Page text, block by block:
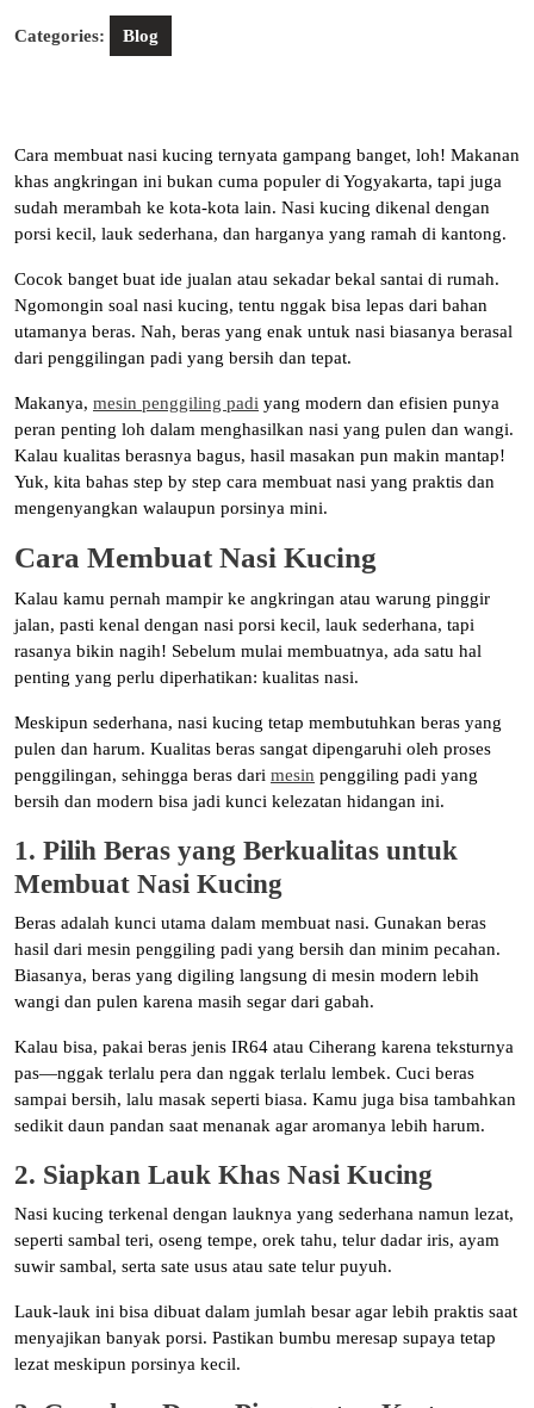
Categories: Blog
Cara membuat nasi kucing ternyata gampang banget, loh! Makanan
khas angkringan ini bukan cuma populer di Yogyakarta, tapi juga
sudah merambah ke kota-kota lain. Nasi kucing dikenal dengan
porsi kecil, lauk sederhana, dan harganya yang ramah di kantong.
Cocok banget buat ide jualan atau sekadar bekal santai di rumah.
Ngomongin soal nasi kucing, tentu nggak bisa lepas dari bahan
utamanya beras. Nah, beras yang enak untuk nasi biasanya berasal
dari penggilingan padi yang bersih dan tepat.
Makanya, mesin penggiling padi yang modern dan efisien punya
peran penting loh dalam menghasilkan nasi yang pulen dan wangi.
Kalau kualitas berasnya bagus, hasil masakan pun makin mantap!
Yuk, kita bahas step by step cara membuat nasi yang praktis dan
mengenyangkan walaupun porsinya mini.
Cara Membuat Nasi Kucing
Kalau kamu pernah mampir ke angkringan atau warung pinggir
jalan, pasti kenal dengan nasi porsi kecil, lauk sederhana, tapi
rasanya bikin nagih! Sebelum mulai membuatnya, ada satu hal
penting yang perlu diperhatikan: kualitas nasi.
Meskipun sederhana, nasi kucing tetap membutuhkan beras yang
pulen dan harum. Kualitas beras sangat dipengaruhi oleh proses
penggilingan, sehingga beras dari mesin penggiling padi yang
bersih dan modern bisa jadi kunci kelezatan hidangan ini.
1. Pilih Beras yang Berkualitas untuk
Membuat Nasi Kucing
Beras adalah kunci utama dalam membuat nasi. Gunakan beras
hasil dari mesin penggiling padi yang bersih dan minim pecahan.
Biasanya, beras yang digiling langsung di mesin modern lebih
wangi dan pulen karena masih segar dari gabah.
Kalau bisa, pakai beras jenis IR64 atau Ciherang karena teksturnya
pas—nggak terlalu pera dan nggak terlalu lembek. Cuci beras
sampai bersih, lalu masak seperti biasa. Kamu juga bisa tambahkan
sedikit daun pandan saat menanak agar aromanya lebih harum.
2. Siapkan Lauk Khas Nasi Kucing
Nasi kucing terkenal dengan lauknya yang sederhana namun lezat,
seperti sambal teri, oseng tempe, orek tahu, telur dadar iris, ayam
suwir sambal, serta sate usus atau sate telur puyuh.
Lauk-lauk ini bisa dibuat dalam jumlah besar agar lebih praktis saat
menyajikan banyak porsi. Pastikan bumbu meresap supaya tetap
lezat meskipun porsinya kecil.